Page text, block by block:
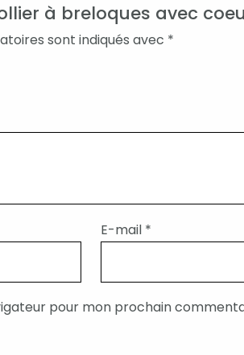
à breloques avec
sont indiqués avec *
E-mail *
pour mon prochain